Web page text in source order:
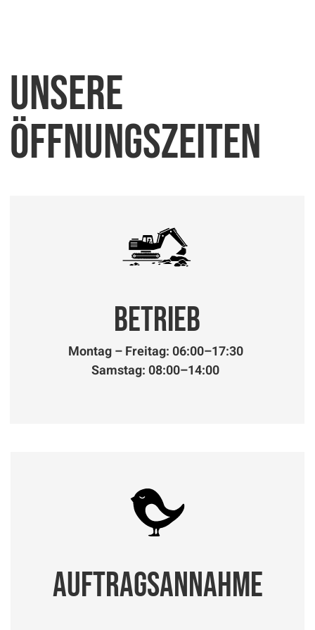
Unsere
Öffnungszeiten
Betrieb
Montag – Freitag: 06:00–17:30
Samstag: 08:00–14:00
Auftragsannahme